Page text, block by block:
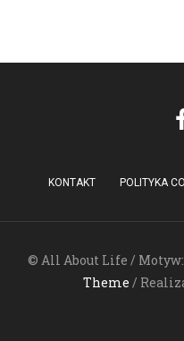
KONTAKT POLITYKA
© All About Life / Motyw:
Theme /